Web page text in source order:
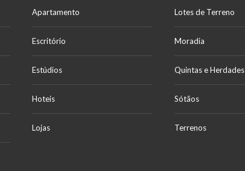
Apartamento
Escritório
Estúdios
Hoteis
Lojas
Lotes de Terreno
Moradia
Quintas e Herdades
Sótãos
Terrenos